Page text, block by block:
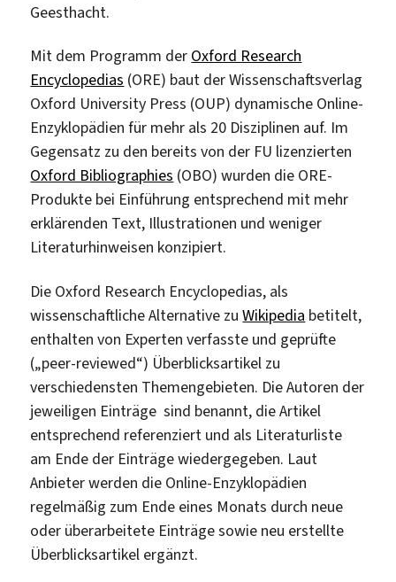
Geesthacht.
Mit dem Programm der Oxford Research
Encyclopedias (ORE) baut der Wissenschaftsverlag
Oxford University Press (OUP) dynamische Online-
Enzyklopädien für mehr als 20 Disziplinen auf. Im
Gegensatz zu den bereits von der FU lizenzierten
Oxford Bibliographies (OBO) wurden die ORE-
Produkte bei Einführung entsprechend mit mehr
erklärenden Text, Illustrationen und weniger
Literaturhinweisen konzipiert.
Die Oxford Research Encyclopedias, als
wissenschaftliche Alternative zuWikipedia betitelt,
enthalten von Experten verfasste und geprüfte
(„peer-reviewed“) Überblicksartikel zu
verschiedensten Themengebieten. Die Autoren der
jeweiligen Einträge sind benannt, die Artikel
entsprechend referenziert und als Literaturliste
am Ende der Einträge wiedergegeben. Laut
Anbieter werden die Online-Enzyklopädien
regelmäßig zum Ende eines Monats durch neue
oder überarbeitete Einträge sowie neu erstellte
Überblicksartikel ergänzt.